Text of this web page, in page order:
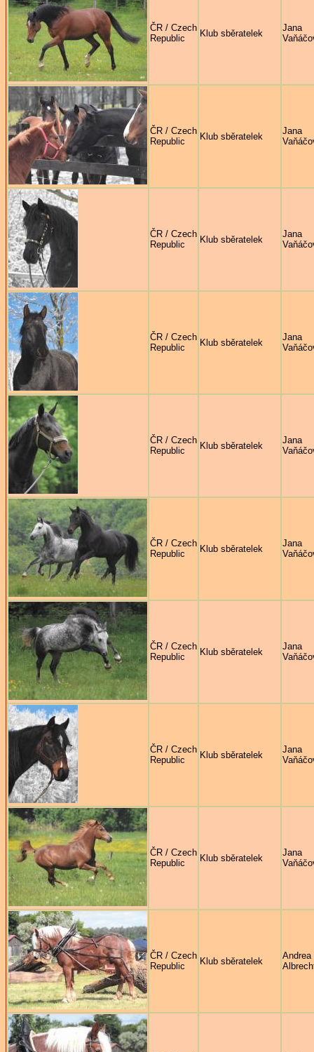
ČR / Czech
Republic
Klub sběratelek
Jana
ČR / Czech
Republic
Klub sběratelek
Jana
ČR / Czech
Republic
Klub sběratelek
Jana
ČR / Czech
Republic
Klub sběratelek
Jana
ČR / Czech
Republic
Klub sběratelek
Jana
ČR / Czech
Republic
Klub sběratelek
Jana
ČR / Czech
Republic
Klub sběratelek
Jana
ČR / Czech
Republic
Klub sběratelek
Jana
ČR / Czech
Republic
Klub sběratelek
Jana
ČR / Czech
Republic
Klub sběratelek
Andrea